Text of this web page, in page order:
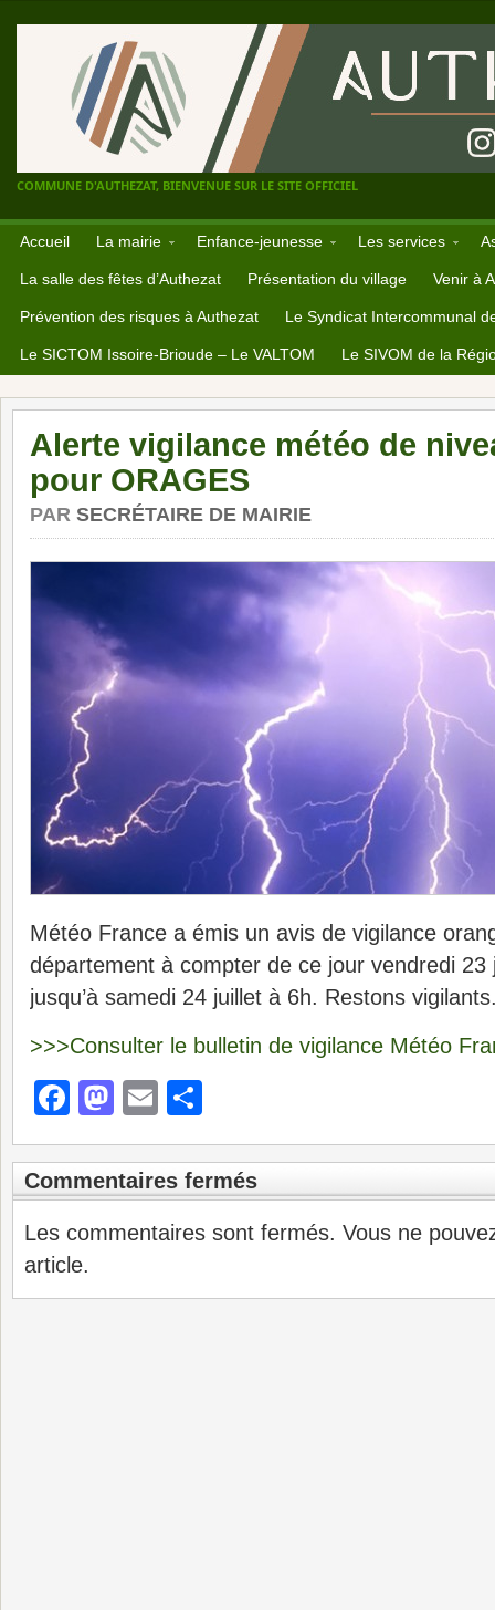
COMMUNE D'AUTHEZAT, BIENVENUE SUR LE SITE OFFICIEL
Accueil La mairie Enfance-jeunesse Les services
La salle des fêtes d’Authezat Présentation du village Venir à
Prévention des risques à Authezat Le Syndicat Intercommunal
Le SICTOM Issoire-Brioude – Le VALTOM Le SIVOM de la
Alerte vigilance météo de
pour ORAGES
PAR SECRÉTAIRE DE MAIRIE
Météo France a émis un avis de vigilance
département à compter de ce jour vendredi 23
jusqu’à samedi 24 juillet à 6h. Restons
>>>Consulter le bulletin de vigilance Météo
Facebook
Mastodon
Email
Commentaires fermés
Les commentaires sont fermés. Vous ne
article.